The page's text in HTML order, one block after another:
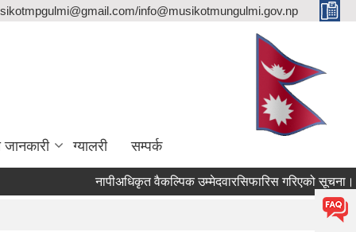
info@musikotmungulmi.gov.np
ग्यालरी सम्पर्क
नापीअधिकृत वैकल्पिक उम्मेदवारसिफारिस गरिएको सूचना।